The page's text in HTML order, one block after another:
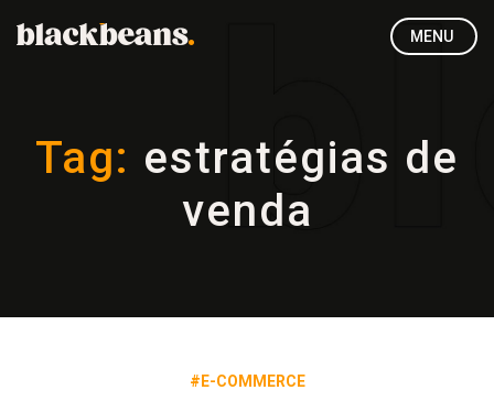
MENU
Tag: estratégias de
venda
#E-COMMERCE